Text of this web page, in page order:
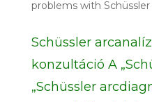
problems with Schüssler
Schüssler
konzultáció A
„Schüssler